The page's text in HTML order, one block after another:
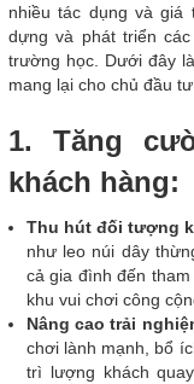
nhiều tác dụng và
dựng và phát triển
trường học. Dưới đây
mang lại cho chủ đầu
1. Tăng
khách hàng:
Thu hút đối tượng
như leo núi dây
cả gia đình đến
khu vui chơi công
Nâng cao trải
chơi lành mạnh, bổ
trì lượng khách